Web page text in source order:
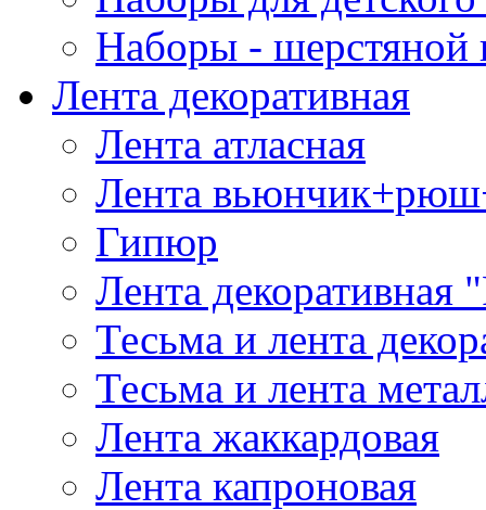
Наборы - шерстяной
Лента декоративная
Лента атласная
Лента
Гипюр
Лента декоративная
Тесьма и лента
Тесьма и лента
Лента жаккардовая
Лента капроновая